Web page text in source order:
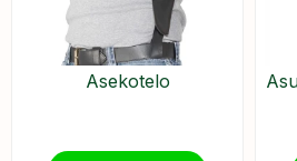
Asekotelo
Asu 20-luku